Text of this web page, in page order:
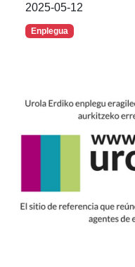
2025-05-12
Enplegua